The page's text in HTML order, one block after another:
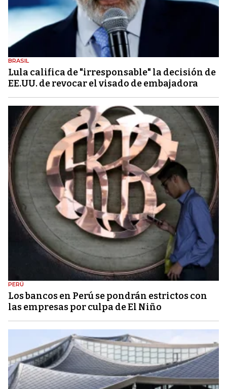
BRASIL
Lula califica de "irresponsable" la decisión de
EE.UU. de revocar el visado de embajadora
PERÚ
Los bancos en Perú se pondrán estrictos con
las empresas por culpa de El Niño